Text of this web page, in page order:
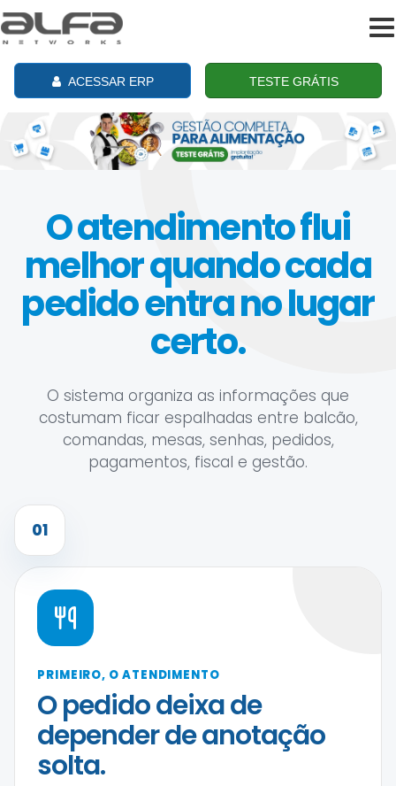
ACESSAR ERP TESTE GRÁTIS
O atendimento flui
melhor quando cada
pedido entra no lugar
certo.
O sistema organiza as informações que
costumam ficar espalhadas entre balcão,
comandas, mesas, senhas, pedidos,
pagamentos, fiscal e gestão.
01
PRIMEIRO, O ATENDIMENTO
O pedido deixa de
depender de anotação
solta.